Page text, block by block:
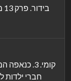
קומי. 3.